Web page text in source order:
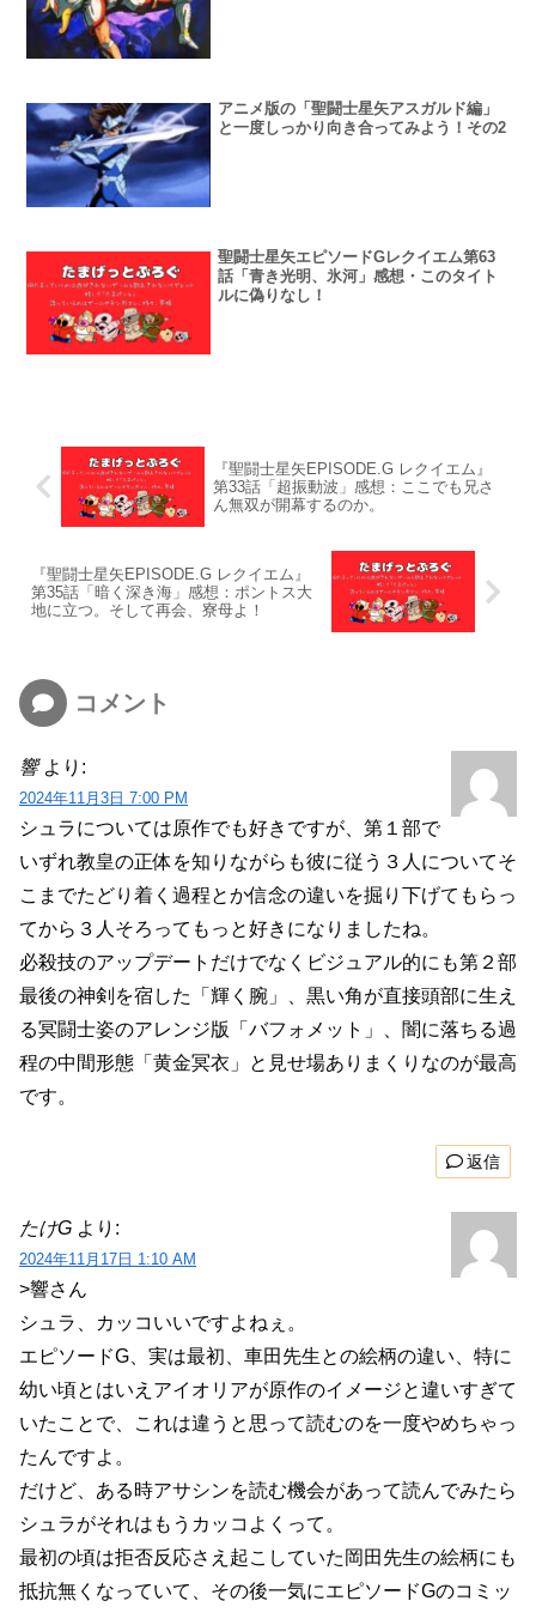
アニメ版の「聖闘士星矢アスガルド編」
と一度しっかり向き合ってみよう！その2
聖闘士星矢エピソードGレクイエム第63
話「青き光明、氷河」感想・このタイト
ルに偽りなし！
『聖闘士星矢EPISODE.G レクイエム』
第33話「超振動波」感想：ここでも兄さ
ん無双が開幕するのか。
『聖闘士星矢EPISODE.G レクイエム』
第35話「暗く深き海」感想：ポントス大
地に立つ。そして再会、寮母よ！
コメント
響 より:
2024年11月3日 7:00 PM
シュラについては原作でも好きですが、第１部で
いずれ教皇の正体を知りながらも彼に従う３人についてそ
こまでたどり着く過程とか信念の違いを掘り下げてもらっ
てから３人そろってもっと好きになりましたね。
必殺技のアップデートだけでなくビジュアル的にも第２部
最後の神剣を宿した「輝く腕」、黒い角が直接頭部に生え
る冥闘士姿のアレンジ版「バフォメット」、闇に落ちる過
程の中間形態「黄金冥衣」と見せ場ありまくりなのが最高
です。
返信
たけG より:
2024年11月17日 1:10 AM
>響さん
シュラ、カッコいいですよねぇ。
エピソードG、実は最初、車田先生との絵柄の違い、特に
幼い頃とはいえアイオリアが原作のイメージと違いすぎて
いたことで、これは違うと思って読むのを一度やめちゃっ
たんですよ。
だけど、ある時アサシンを読む機会があって読んでみたら
シュラがそれはもうカッコよくって。
最初の頃は拒否反応さえ起こしていた岡田先生の絵柄にも
抵抗無くなっていて、その後一気にエピソードGのコミッ